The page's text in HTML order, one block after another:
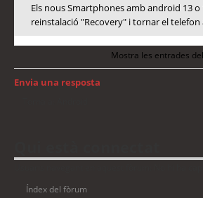
Els nous Smartphones amb android 13
reinstalació "Recovery" i tornar el telefon
Mostra les entrades
Envia una resposta
Índex del fòrum